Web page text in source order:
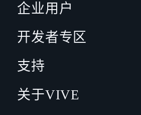
企业用户
开发者专区
支持
关于VIVE